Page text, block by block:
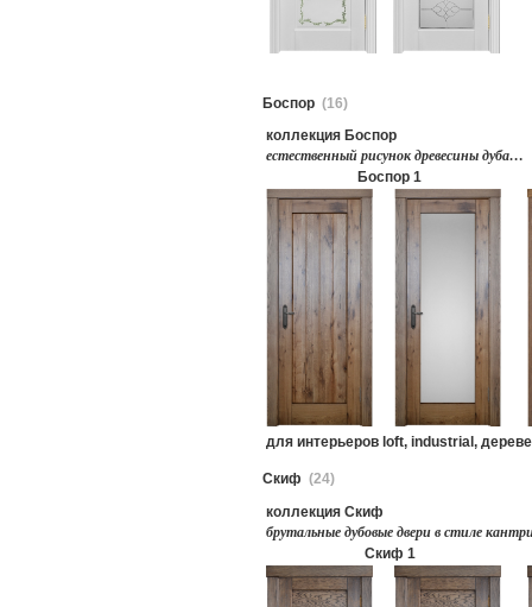
Боспор (16)
коллекция Боспор
естественный рисунок древесины дуба…
Боспор 1
для интерьеров loft, industrial,
Скиф (24)
коллекция Скиф
брутальные дубовые двери в стиле
Скиф 1